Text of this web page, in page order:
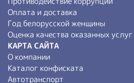
Оплата и доставка
Год белорусской женщины
Оценка качества оказанных услуг
КАРТА САЙТА
О компании
Каталог конфиската
Автотранспорт